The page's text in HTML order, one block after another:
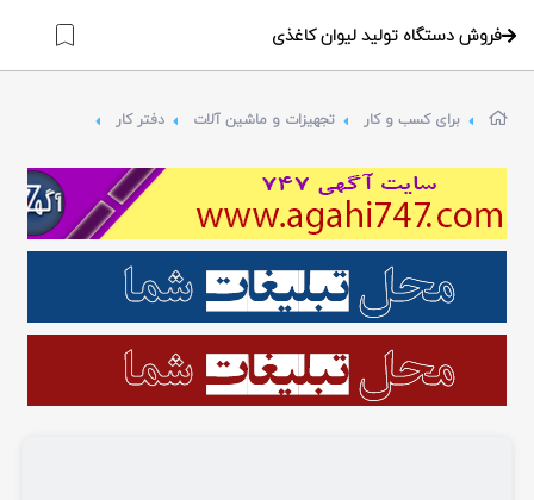
فروش دستگاه تولید لیوان کاغذی
برای کسب و کار تجهیزات و ماشین آلات دفتر کار